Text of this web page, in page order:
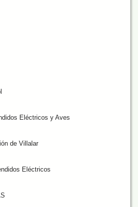
Eléctricos y Aves
de Villalar
Eléctricos